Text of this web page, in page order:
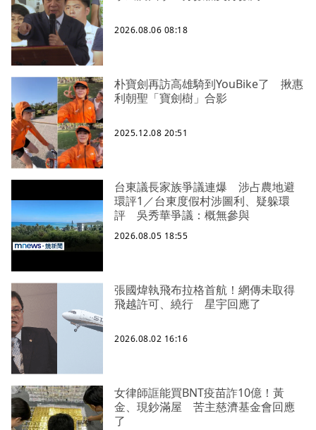
2026.08.06 08:18
朴寶劍再訪高雄騎到YouBike了 揪惠
利朝聖「寶劍樹」合影
2025.12.08 20:51
台東議長家族爭議連爆 涉占農地避
環評1／台東度假村涉圖利、疑躲環
評 吳秀華爭議：概無參與
2026.08.05 18:55
張國煒執飛布拉格首航！網傳未取得
飛越許可、繞行 星宇回應了
2026.08.02 16:16
女律師誆能買BNT疫苗詐10億！黃
金、現鈔滿屋 苦主慈濟基金會回應
了